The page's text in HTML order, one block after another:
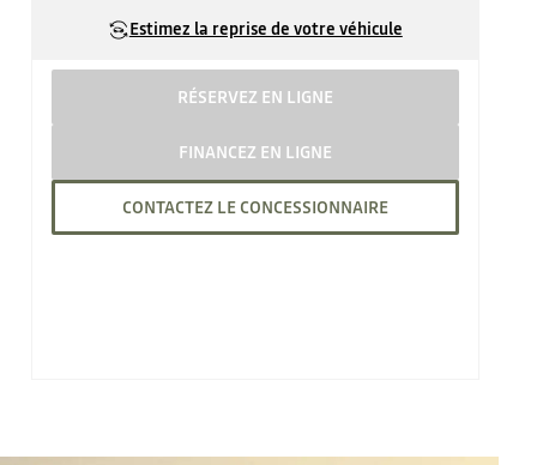
Estimez la reprise de votre véhicule
RÉSERVEZ EN LIGNE
FINANCEZ EN LIGNE
CONTACTEZ LE CONCESSIONNAIRE